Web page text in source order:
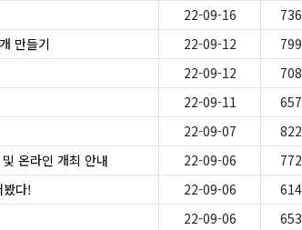
22-09-16
만들기 22-09-12
22-09-12
22-09-11
22-09-07
온라인 개최 안내 22-09-06
다! 22-09-06
22-09-06